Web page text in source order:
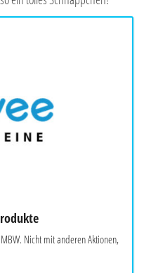
Nicht mit anderen Aktionen,